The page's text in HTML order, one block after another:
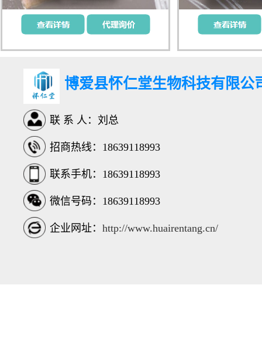
博爱县怀仁堂生物科技有限公
联 系 人：刘总
招商热线：18639118993
联系手机：18639118993
微信号码：18639118993
企业网址： http://www.huairentang.cn/